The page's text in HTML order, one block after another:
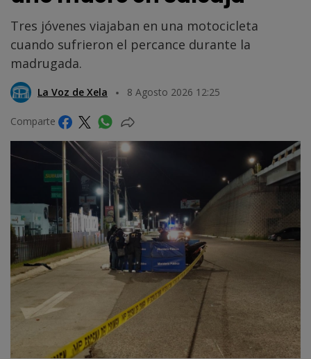
Tres jóvenes viajaban en una motocicleta
cuando sufrieron el percance durante la
madrugada.
La Voz de Xela 8 Agosto 2026 12:25
Comparte